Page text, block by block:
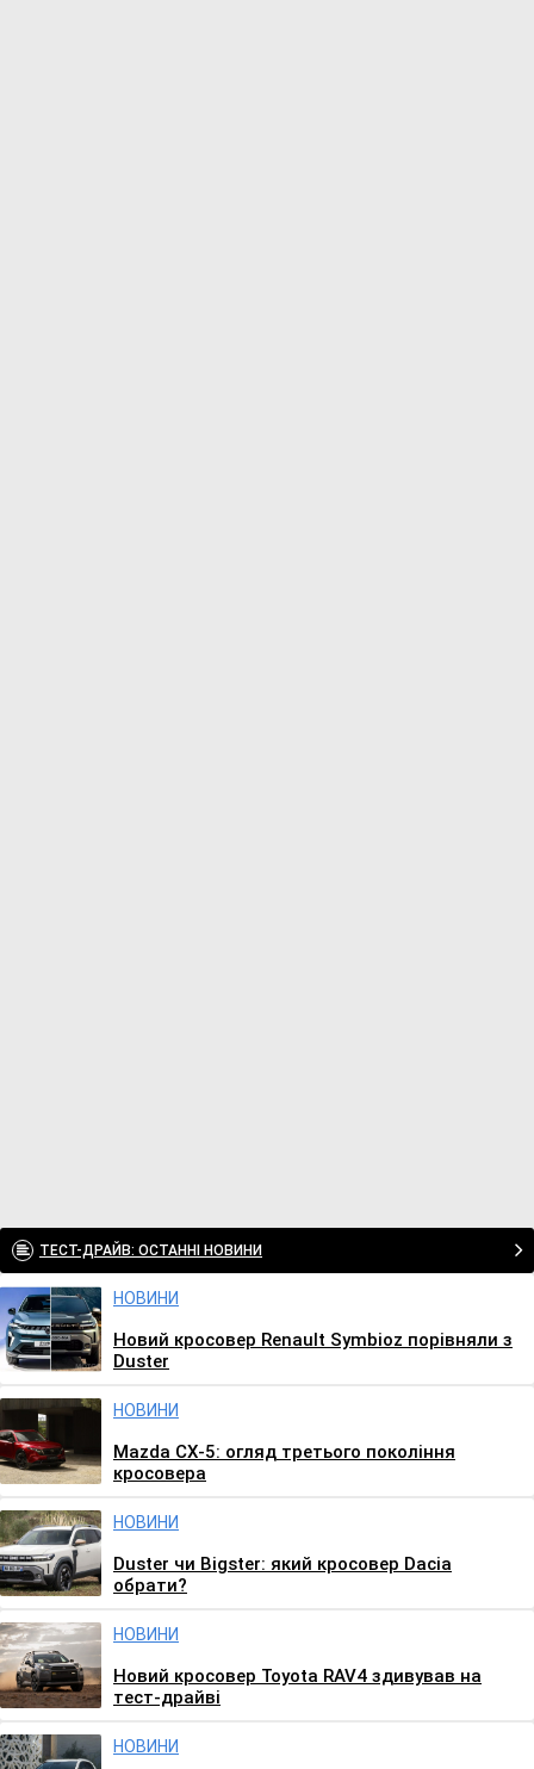
ТЕСТ-ДРАЙВ: ОСТАННІ НОВИНИ
НОВИНИ
Новий кросовер Renault Symbioz порівняли з
Duster
НОВИНИ
Mazda CX-5: огляд третього покоління
кросовера
НОВИНИ
Duster чи Bigster: який кросовер Dacia
обрати?
НОВИНИ
Новий кросовер Toyota RAV4 здивував на
тест-драйві
НОВИНИ